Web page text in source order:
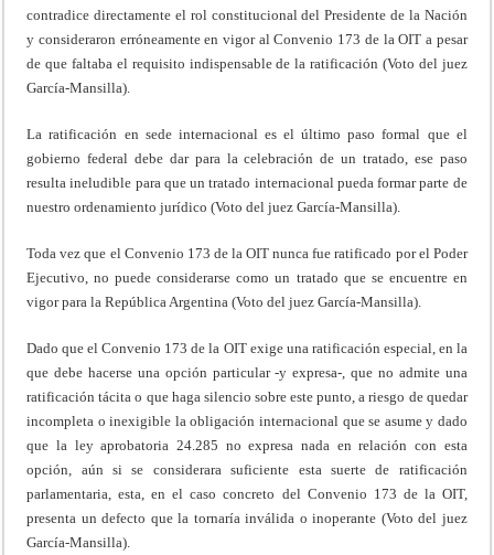
contradice directamente el rol constitucional del Presidente de la Nación
y consideraron erróneamente en vigor al Convenio 173 de la OIT a pesar
de que faltaba el requisito indispensable de la ratificación (Voto del juez
García-Mansilla).
La ratificación en sede internacional es el último paso formal que el
gobierno federal debe dar para la celebración de un tratado, ese paso
resulta ineludible para que un tratado internacional pueda formar parte de
nuestro ordenamiento jurídico (Voto del juez García-Mansilla).
Toda vez que el Convenio 173 de la OIT nunca fue ratificado por el Poder
Ejecutivo, no puede considerarse como un tratado que se encuentre en
vigor para la República Argentina (Voto del juez García-Mansilla).
Dado que el Convenio 173 de la OIT exige una ratificación especial, en la
que debe hacerse una opción particular -y expresa-, que no admite una
ratificación tácita o que haga silencio sobre este punto, a riesgo de quedar
incompleta o inexigible la obligación internacional que se asume y dado
que la ley aprobatoria 24.285 no expresa nada en relación con esta
opción, aún si se considerara suficiente esta suerte de ratificación
parlamentaria, esta, en el caso concreto del Convenio 173 de la OIT,
presenta un defecto que la tornaría inválida o inoperante (Voto del juez
García-Mansilla).